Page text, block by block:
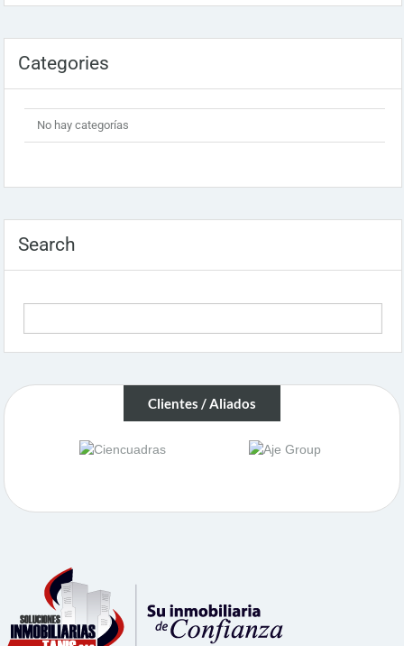
Categories
No hay categorías
Search
Clientes / Aliados